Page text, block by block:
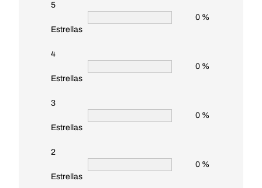
5
Estrellas
0 %
4
Estrellas
0 %
3
Estrellas
0 %
2
Estrellas
0 %